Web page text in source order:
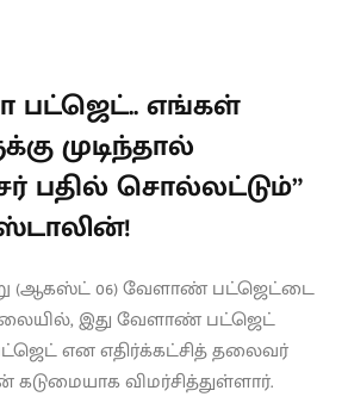
பட்ஜெட்.. எங்கள்
முடிந்தால்
பதில் சொல்லட்டும்”
(ஆகஸ்ட் 06) வேளாண் பட்ஜெட்டை
இது வேளாண் பட்ஜெட்
என எதிர்க்கட்சித் தலைவர்
கடுமையாக விமர்சித்துள்ளார்.